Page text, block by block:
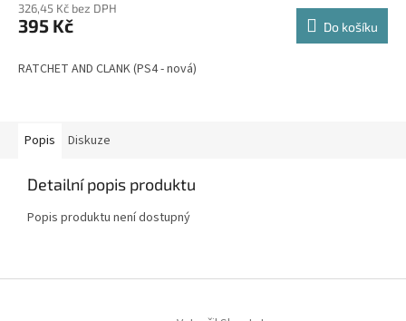
produktu
je
z
326,45 Kč bez DPH
395 Kč Do košíku
RATCHET AND CLANK (PS4 - nová)
Popis Diskuze
Detailní popis produktu
Popis produktu není dostupný